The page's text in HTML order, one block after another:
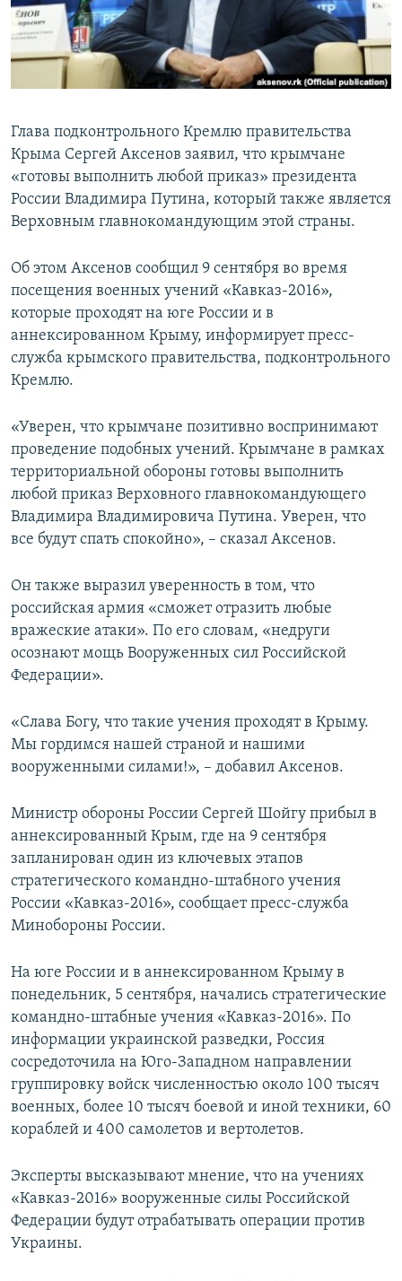
ПОБЕДИТЕЛЕЙ НЕ СУДЯТ?
КРЫМ.НЕПОКОРЕННЫЙ
ELIFBE
ПРИСОЕДИНЯЙТЕСЬ!
Все сайты RFE/RL
Глава подконтрольного Кремлю правительства
Крыма Сергей Аксенов заявил, что крымчане
«готовы выполнить любой приказ» президента
России Владимира Путина, который также является
Верховным главнокомандующим этой страны.
Об этом Аксенов сообщил 9 сентября во время
посещения военных учений «Кавказ-2016»,
которые проходят на юге России и в
аннексированном Крыму, информирует пресс-
служба крымского правительства, подконтрольного
Кремлю.
«Уверен, что крымчане позитивно воспринимают
проведение подобных учений. Крымчане в рамках
территориальной обороны готовы выполнить
любой приказ Верховного главнокомандующего
Владимира Владимировича Путина. Уверен, что
все будут спать спокойно», – сказал Аксенов.
Он также выразил уверенность в том, что
российская армия «сможет отразить любые
вражеские атаки». По его словам, «недруги
осознают мощь Вооруженных сил Российской
Федерации».
«Слава Богу, что такие учения проходят в Крыму.
Мы гордимся нашей страной и нашими
вооруженными силами!», – добавил Аксенов.
Министр обороны России Сергей Шойгу прибыл в
аннексированный Крым, где на 9 сентября
запланирован один из ключевых этапов
стратегического командно-штабного учения
России «Кавказ-2016», сообщает пресс-служба
Минобороны России.
На юге России и в аннексированном Крыму в
понедельник, 5 сентября, начались стратегические
командно-штабные учения «Кавказ-2016». По
информации украинской разведки, Россия
сосредоточила на Юго-Западном направлении
группировку войск численностью около 100 тысяч
военных, более 10 тысяч боевой и иной техники, 60
кораблей и 400 самолетов и вертолетов.
Эксперты высказывают мнение, что на учениях
«Кавказ-2016» вооруженные силы Российской
Федерации будут отрабатывать операции против
Украины.